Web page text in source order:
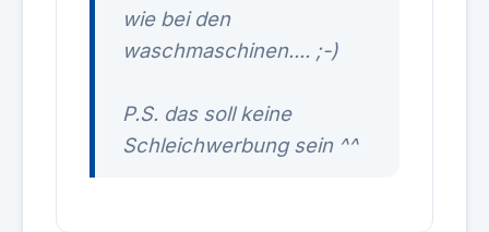
wie bei den
waschmaschinen.... ;-)
P.S. das soll keine
Schleichwerbung sein ^^